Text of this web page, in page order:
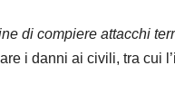
di compiere attacchi
i danni ai civili, tra cui